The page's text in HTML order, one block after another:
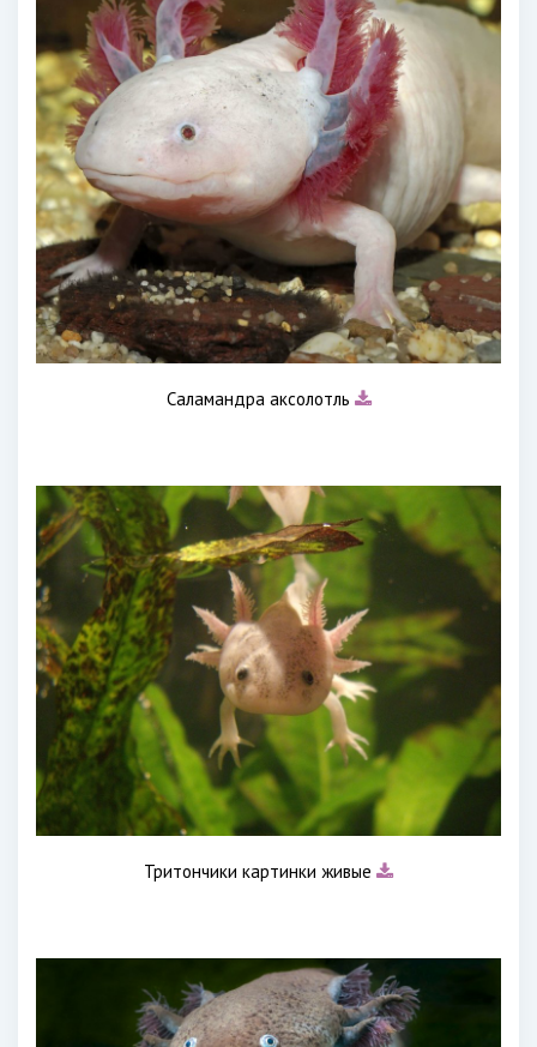
Саламандра аксолотль
Тритончики картинки живые